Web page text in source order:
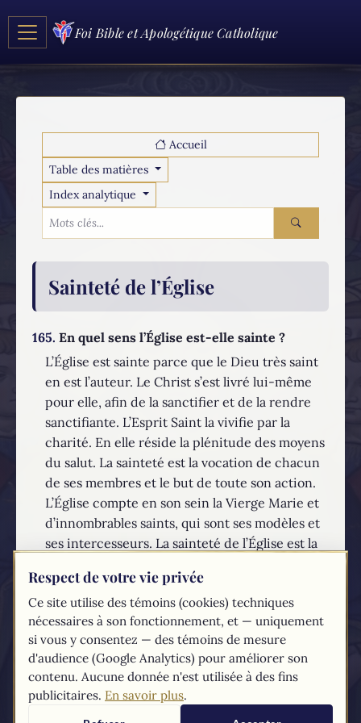
Foi Bible et Apologétique Catholique
Accueil
Table des matières
Index analytique
Sainteté de l’Église
165. En quel sens l’Église est-elle sainte ?
L’Église est sainte parce que le Dieu très saint
en est l’auteur. Le Christ s’est livré lui-même
pour elle, afin de la sanctifier et de la rendre
sanctifiante. L’Esprit Saint la vivifie par la
charité. En elle réside la plénitude des moyens
du salut. La sainteté est la vocation de chacun
de ses membres et le but de toute son action.
L’Église compte en son sein la Vierge Marie et
d’innombrables saints, qui sont ses modèles et
ses intercesseurs. La sainteté de l’Église est la
la terre, se reconnaissent tous pécheurs et qui
ont toujours besoin de se convertir et de se
purifier.
EN SAVOIR PLUS...
Les textes duCompendiumdu catéchisme de l'Église catholique sont
Respect de votre vie privée
Ce site utilise des témoins (cookies) techniques
nécessaires à son fonctionnement, et — uniquement
si vous y consentez — des témoins de mesure
d'audience (Google Analytics) pour améliorer son
contenu. Aucune donnée n'est utilisée à des fins
publicitaires. En savoir plus.